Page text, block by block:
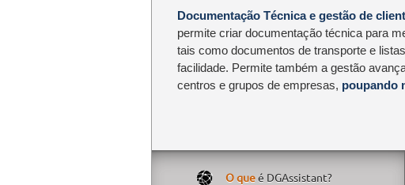
Documentação Técnica e gestão de
permite criar documentação técnica para
tais como documentos de transporte e
facilidade. Permite também a gestão
centros e grupos de empresas, poupando
O queé DGAssistant?